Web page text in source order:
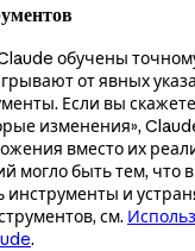
обучены
от явных
Если вы
изменения»,
вместо их
могло быть тем, что
инструменты и
см.
.